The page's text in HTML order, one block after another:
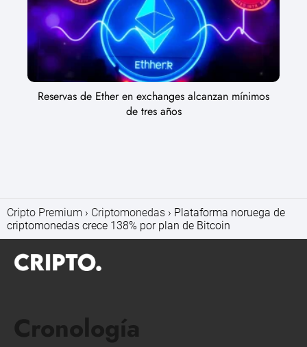
Reservas de Ether en exchanges alcanzan mínimos
de tres años
Cripto Premium Criptomonedas
Plataforma noruega de
criptomonedas crece 138% por plan de Bitcoin
Cronología